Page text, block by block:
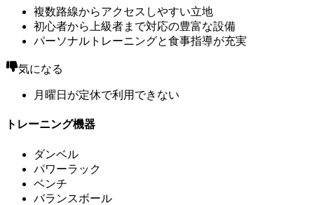
複数路線からアクセスしやすい立地
初心者から上級者まで対応の豊富な設備
パーソナルトレーニングと食事指導が充実
気になる
月曜日が定休で利用できない
トレーニング機器
ダンベル
パワーラック
ベンチ
バランスボール